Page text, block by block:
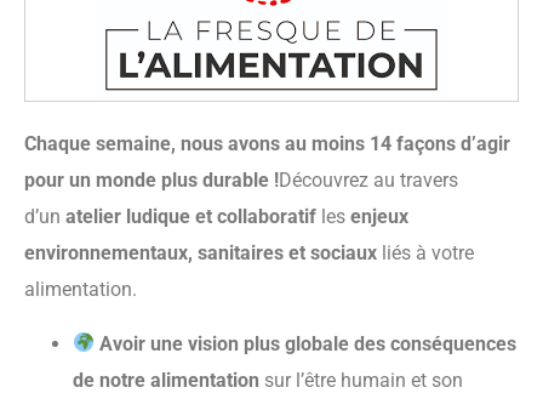
Chaque semaine, nous avons au moins 14 façons d’agir
pour un monde plus durable !Découvrez au travers
d’un atelier ludique et collaboratif les enjeux
environnementaux, sanitaires et sociaux liés à votre
alimentation.
Avoir une vision plus globale des conséquences
de notre alimentation sur l’être humain et son